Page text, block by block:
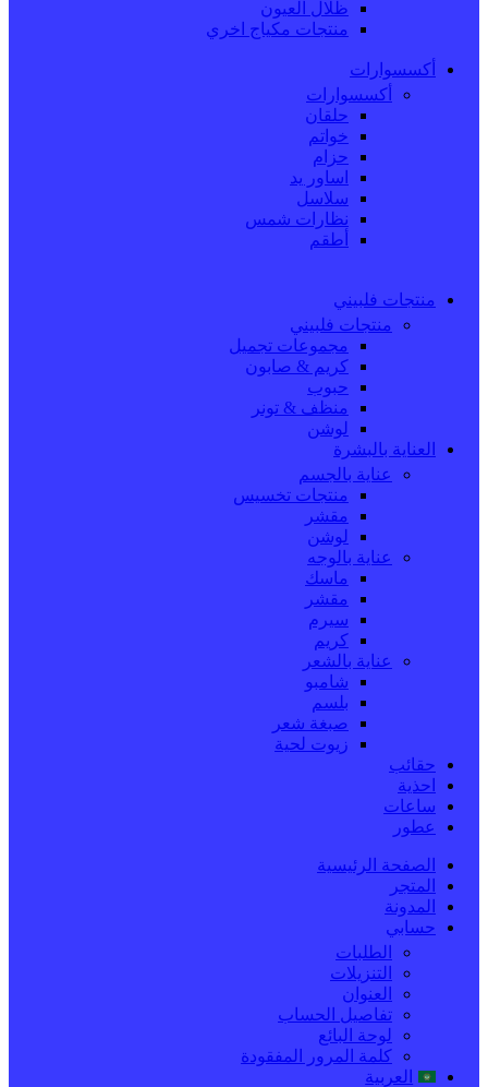
ظلال العيون
منتجات مكياج اخري
أكسسوارات
أكسسوارات
حلقان
خواتم
حزام
اساور يد
سلاسل
نظارات شمس
أطقم
منتجات فلبيني
منتجات فلبيني
مجموعات تجميل
كريم & صابون
حبوب
منظف & تونر
لوشن
العناية بالبشرة
عناية بالجسم
منتجات تخسيس
مقشر
لوشن
عناية بالوجه
ماسك
مقشر
سيرم
كريم
عناية بالشعر
شامبو
بلسم
صبغة شعر
زيوت لحية
حقائب
احذية
ساعات
عطور
الصفحة الرئيسية
المتجر
المدونة
حسابي
الطلبات
التنزيلات
العنوان
تفاصيل الحساب
لوحة البائع
كلمة المرور المفقودة
العربية